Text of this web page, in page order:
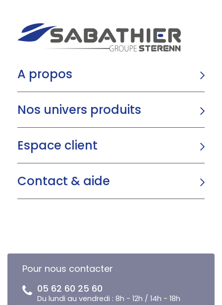
A propos
Nos univers produits
Espace client
Contact & aide
Pour nous contacter
05 62 60 25 60
Du lundi au vendredi : 8h - 12h / 14h - 18h